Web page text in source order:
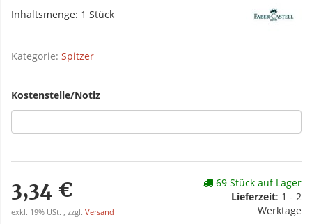
Inhaltsmenge: 1 Stück
Kategorie: Spitzer
Kostenstelle/Notiz
3,34 €
exkl. 19% USt. , zzgl. Versand
69 Stück auf Lager
Lieferzeit: 1 - 2
Werktage